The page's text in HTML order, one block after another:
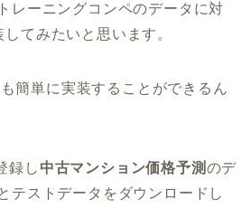
レーニングコンペのデータに対
てみたいと思います。
簡単に実装することができるん
録し 中古マンション価格予測 のデ
テストデータをダウンロードし